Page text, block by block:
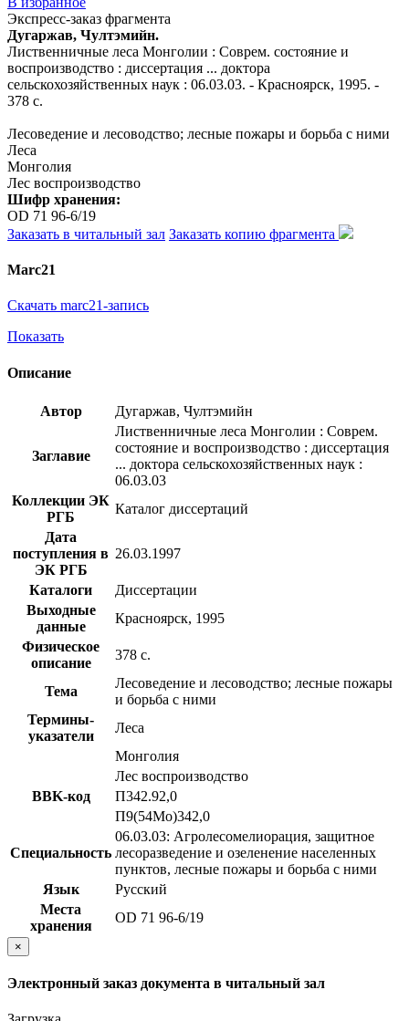
Экспресс-заказ фрагмента
Дугаржав, Чултэмийн.
Лиственничные леса Монголии : Соврем. состояние и
воспроизводство : диссертация ... доктора
сельскохозяйственных наук : 06.03.03. - Красноярск, 1995. -
378 с.
Лесоведение и лесоводство; лесные пожары и борьба с ними
Леса
Монголия
Лес воспроизводство
Шифр хранения:
OD 71 96-6/19
Заказать в читальный зал Заказать копию фрагмента
Marc21
Скачать marc21-запись
Показать
Описание
Автор Дугаржав, Чултэмийн
Заглавие
Лиственничные леса Монголии : Соврем.
состояние и воспроизводство : диссертация
... доктора сельскохозяйственных наук :
06.03.03
Коллекции ЭК
РГБ
Каталог диссертаций
Дата
поступления в
ЭК РГБ
26.03.1997
Каталоги
Диссертации
Выходные
данные
Красноярск, 1995
Физическое
описание
378 с.
Тема
Лесоведение и лесоводство; лесные пожары
и борьба с ними
Термины-
указатели
Леса
Монголия
Лес воспроизводство
BBK-код
П342.92,0
П9(54Мо)342,0
Специальность
06.03.03: Агролесомелиорация, защитное
лесоразведение и озеленение населенных
пунктов, лесные пожары и борьба с ними
Язык
Русский
Места
хранения
OD 71 96-6/19
×
Электронный заказ документа в читальный зал